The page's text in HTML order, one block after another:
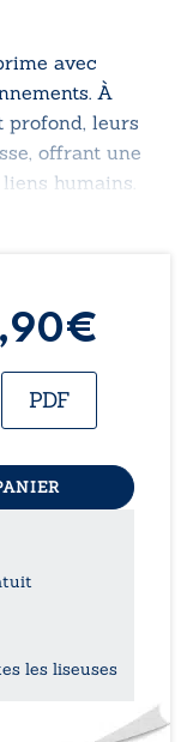
avec
À
profond, leurs
offrant une
humains.
€
de
PDF
les liseuses